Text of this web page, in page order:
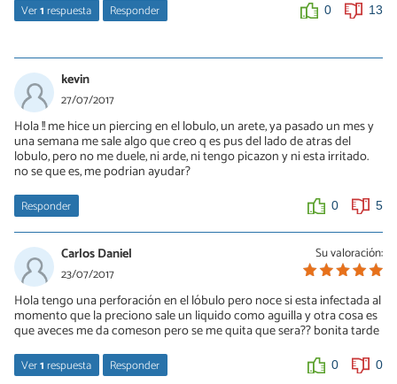
Ver1respuesta Responder 0 13
hola alexana te comprendo me pasa lo mismo que a ti porque yo
llevo 1 mes con el segundo pendoenge la oreja y aun me sigue
doliendo, me da picazon y me sale pus como amarilla
yo te recomiendo que no te toques tanto el piercing y que te lo
limpies solo 2 veces al dia y si te sigue pasando lo mismo
entonces cambia de pieza porque talvez las que tienes no se
adaptan atu piel o biseversa o tal vezestan infectados las piezas
0 0
kevin
27/07/2017
Hola !! me hice un piercing en el lobulo, un arete, ya pasado un mes y
una semana me sale algo que creo q es pus del lado de atras del
lobulo, pero no me duele, ni arde, ni tengo picazon y ni esta irritado.
no se que es, me podrian ayudar?
Responder 0 5
Su valoración:
Carlos Daniel
23/07/2017
Hola tengo una perforación en el lóbulo pero noce si esta infectada al
momento que la preciono sale un liquido como aguilla y otra cosa es
que aveces me da comeson pero se me quita que sera?? bonita tarde
Ver1respuesta Responder 0 0